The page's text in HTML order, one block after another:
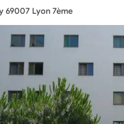
69007 Lyon 7ème